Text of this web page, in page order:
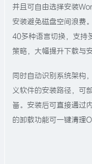
并且可自由选择安装
安装避免磁盘空间浪费
40多种语言切换，支持
策略，大幅提升下载与
同时自动识别系统架构
义软件的安装路径，可
备。安装后可直接通过
的卸载功能可一键清理